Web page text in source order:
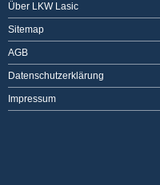
Über LKW Lasic
Sitemap
AGB
Datenschutzerklärung
Impressum